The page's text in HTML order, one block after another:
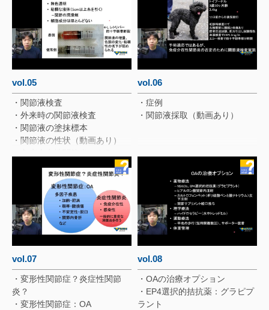
・手根関節の穿刺位置
vol.05
・関節液検査
・外来時の関節液検査
・関節液の塗抹標本
・関節液の性状（動画あり）
関節リウマチ）
・細菌感染性関節炎
vol.06
・症例
・関節液採取（動画あり）
vol.07
・変形性関節症？炎症性関節
炎？
・変形性関節症：OA
vol.08
・OAの治療オプション
・EP4選択的拮抗薬：グラピプ
ラント